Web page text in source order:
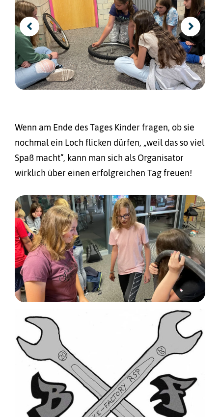
Wenn am Ende des Tages Kinder fragen, ob sie
nochmal ein Loch flicken dürfen, „weil das so viel
Spaß macht“, kann man sich als Organisator
wirklich über einen erfolgreichen Tag freuen!